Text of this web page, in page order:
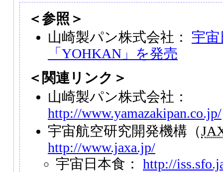
＜参照＞
山崎製パン株式会社： 宇
「YOHKAN」を発売
＜関連リンク＞
山崎製パン株式会社：
http://www.yamazakipan.co.jp/
宇宙航空研究開発機構（
http://www.jaxa.jp/
宇宙日本食： http://